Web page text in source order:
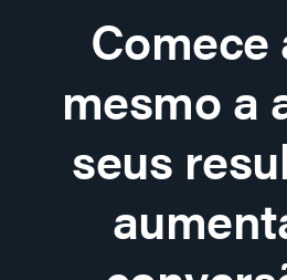
Comece
mesmo a
seus